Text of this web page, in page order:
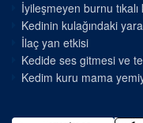
İyileşmeyen burnu
Kedinin kulağındaki yara
İlaç yan etkisi
Kedide ses gitmesi ve
Kedim kuru mama